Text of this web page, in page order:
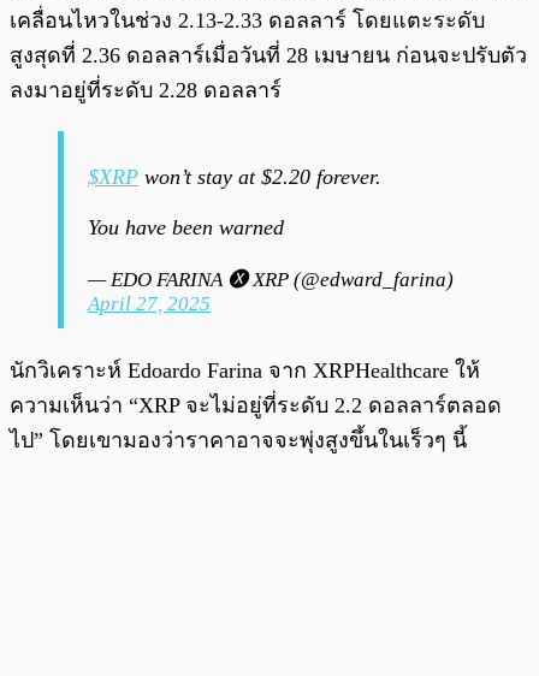
เคลื่อนไหวในช่วง 2.13-2.33 ดอลลาร์ โดยแตะระดับ
สูงสุดที่ 2.36 ดอลลาร์เมื่อวันที่ 28 เมษายน ก่อนจะปรับตัว
ลงมาอยู่ที่ระดับ 2.28 ดอลลาร์
$XRP won’t stay at $2.20 forever.
You have been warned
— EDO FARINA 🅧 XRP (@edward_farina)
April 27, 2025
นักวิเคราะห์ Edoardo Farina จาก XRPHealthcare ให้
ความเห็นว่า “XRP จะไม่อยู่ที่ระดับ 2.2 ดอลลาร์ตลอด
ไป” โดยเขามองว่าราคาอาจจะพุ่งสูงขึ้นในเร็วๆ นี้